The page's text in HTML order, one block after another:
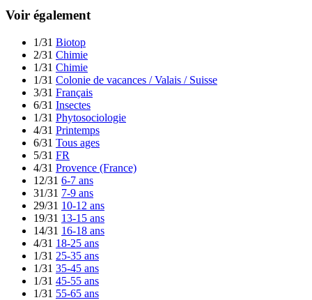
Voir également
1/31 Biotop
2/31 Chimie
1/31 Chimie
1/31 Colonie de vacances / Valais / Suisse
3/31 Français
6/31 Insectes
1/31 Phytosociologie
4/31 Printemps
6/31 Tous ages
5/31 FR
4/31 Provence (France)
12/31 6-7 ans
31/31 7-9 ans
29/31 10-12 ans
19/31 13-15 ans
14/31 16-18 ans
4/31 18-25 ans
1/31 25-35 ans
1/31 35-45 ans
1/31 45-55 ans
1/31 55-65 ans